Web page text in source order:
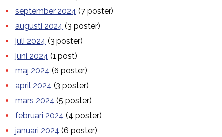
september 2024 (7 poster)
augusti 2024 (3 poster)
juli 2024 (3 poster)
juni 2024 (1 post)
maj 2024 (6 poster)
april 2024 (3 poster)
mars 2024 (5 poster)
februari 2024 (4 poster)
januari 2024 (6 poster)